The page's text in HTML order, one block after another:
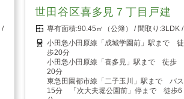
世田谷区喜多見７丁目戸建
90.45㎡（公簿）
3LDK
小田急小田原線「成城学園前」駅まで 徒
歩20分
小田急小田原線「喜多見」駅まで 徒歩
20分
東急田園都市線「二子玉川」駅まで バス
15分 「次大夫堀公園前」停まで 徒歩6